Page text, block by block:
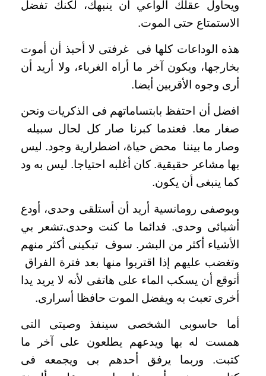
ويحاول عقلك الواعي أن ينبهك، لكنك تفضل
الاستمتاع حتى الموت.
هذه الوداعات كلها فى غرفتى لا أحبذ أن أموت
بخارجها، ويكون آخر ما أراه الغرباء، ولا أريد أن
أرى وجوه الأقربين أيضا.
افضل أن احتفظ بابتساماتهم فى الذكريات ونحن
صغار معا. فعندما كبرنا صار كل لحال سبيله
وصار ما بيننا محض حياة، اضطرارية وجود. ليس
بها مشاعر حقيقية. كان أغلبه احتياجا. ليس به ود
كما ينبغى أن يكون.
وبوصفى رومانسية أريد أن أستلقى وحدى، أودع
أشيائى وحدى. فدائما ما كنت وحدى.تشعر بي
الأشياء أكثر من البشر. سوف تبكينى أكثر منهم
وتغضب عليهم إذا اقتربوا منها بعد فترة الفراق
أتوقع أن يسكب الماء على هاتفى لأنه لا يريد يدا
أخرى تعبث به ويفضل الموت حافظا أسرارى.
أما حاسوبى الشخصى سينفذ وصيتى التى
همست له بها ويدعهم يطلعون على آخر ما
كتبت. وربما يرفق أحدهم بى ويجمعه فى